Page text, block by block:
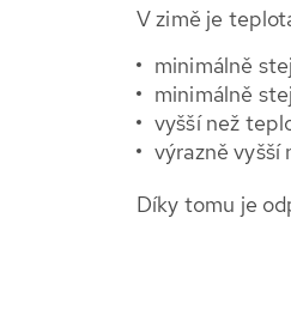
V zimě je
minimálně
minimálně
vyšší než
výrazně vyšší
Díky tomu je